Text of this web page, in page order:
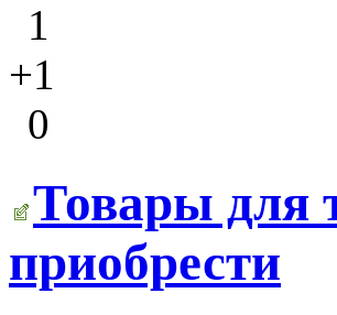
1
+1
0
Товары для
приобрести